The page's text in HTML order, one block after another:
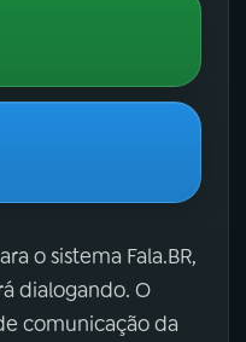
o sistema Fala.BR,
dialogando. O
comunicação da